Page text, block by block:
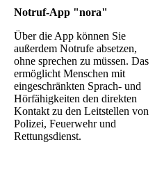
Notruf-App "nora"
Über die App können Sie
außerdem Notrufe absetzen,
ohne sprechen zu müssen. Das
ermöglicht Menschen mit
eingeschränkten Sprach- und
Hörfähigkeiten den direkten
Kontakt zu den Leitstellen von
Polizei, Feuerwehr und
Rettungsdienst.